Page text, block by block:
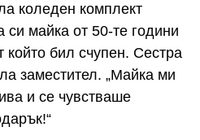
коледен комплект
си майка от 50-те години
който бил счупен. Сестра
заместител. „Майка ми
и се чувстваше